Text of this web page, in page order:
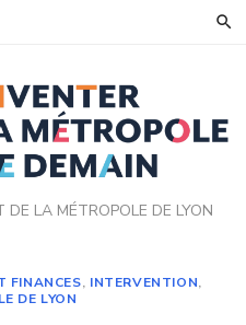
DE LA MÉTROPOLE DE LYON
FINANCES, INTERVENTION,
DE LYON